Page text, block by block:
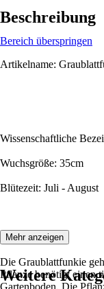
Beschreibung
Bereich überspringen
Artikelname:
Wissenschaftliche
Wuchsgröße: 35cm
Blütezeit: Juli - August
Beschreibung:
Die Graublattfunkie
Pflanze benötigt einen
Mehr anzeigen
Weitere